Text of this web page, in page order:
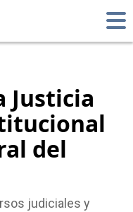
Justicia
del
judiciales y